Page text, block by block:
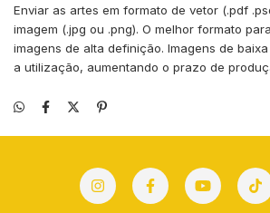
Enviar as artes em formato de vetor (.pdf
imagem (.jpg ou .png). O melhor formato
imagens de alta definição. Imagens de
a utilização, aumentando o prazo de